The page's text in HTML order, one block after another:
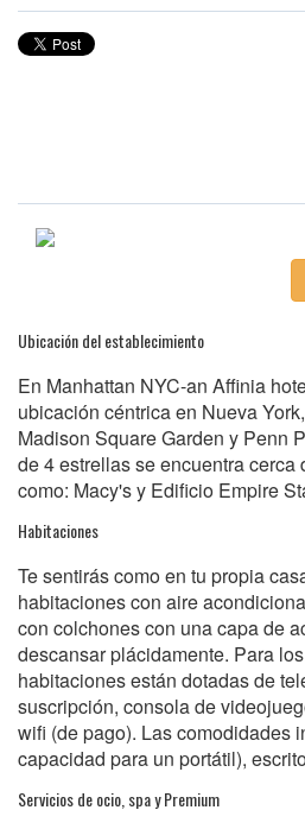
Ubicación del establecimiento
En Manhattan NYC-an Affinia
ubicación céntrica en Nueva
Madison Square Garden y Penn
de 4 estrellas se encuentra cerca
como: Macy's y Edificio Empire
Habitaciones
Te sentirás como en tu propia
habitaciones con aire
con colchones con una capa de
descansar plácidamente. Para
habitaciones están dotadas de
suscripción, consola de
wifi (de pago). Las comodidades
capacidad para un portátil),
Servicios de ocio, spa y Premium